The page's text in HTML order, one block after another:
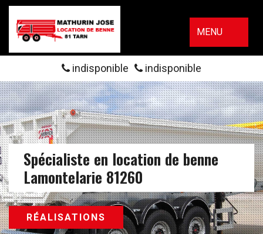
MENU
indisponible indisponible
Spécialiste en location de benne
Lamontelarie 81260
RÉALISATIONS